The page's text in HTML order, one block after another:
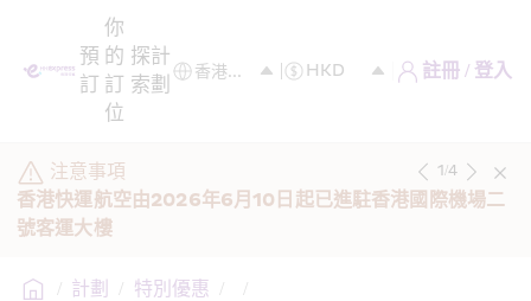
預
訂
你
的
訂
位
探
索
計
劃
註冊 / 登入
注意事項
香港快運航空由2026年6月10日起已進駐香港國際機場二
號客運大樓
1/4
/ 計劃 / 特別優惠 /
/